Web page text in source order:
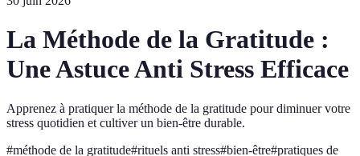
La Méthode de la Gratitude :
Une Astuce Anti Stress Efficace
Apprenez à pratiquer la méthode de la gratitude pour diminuer votre
stress quotidien et cultiver un bien-être durable.
#méthode de la gratitude#rituels anti stress#bien-être#pratiques de